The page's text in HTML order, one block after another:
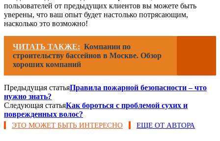
пользователей от предыдущих клиентов вы можете быть
уверены, что ваш опыт будет настолько потрясающим,
насколько это возможно!
ЧИТАТЬ ТАКЖЕ: Компании по
строительству бассейнов в Москве. Обзор
хороших компаний
Предыдущая статьяПравила пожарной безопасности – что
нужно знать?
Следующая статьяКак бороться с проблемой сухих и
поврежденных волос?
ЭТО МОЖЕТ БЫТЬ ИНТЕРЕСНО ЕЩЕ ОТ АВТОРА